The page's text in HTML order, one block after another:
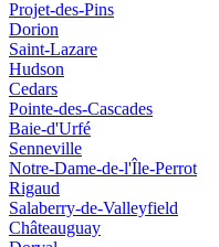
Projet-des-Pins
Dorion
Saint-Lazare
Hudson
Cedars
Pointe-des-Cascades
Baie-d'Urfé
Senneville
Notre-Dame-de-l'Île-Perrot
Rigaud
Salaberry-de-Valleyfield
Châteauguay